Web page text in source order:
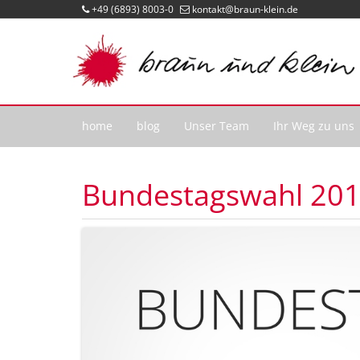
+49 (6893) 8003-0 kontakt@braun-klein.de
home blog Unser Team Ihr Weg zu uns
Bundestagswahl